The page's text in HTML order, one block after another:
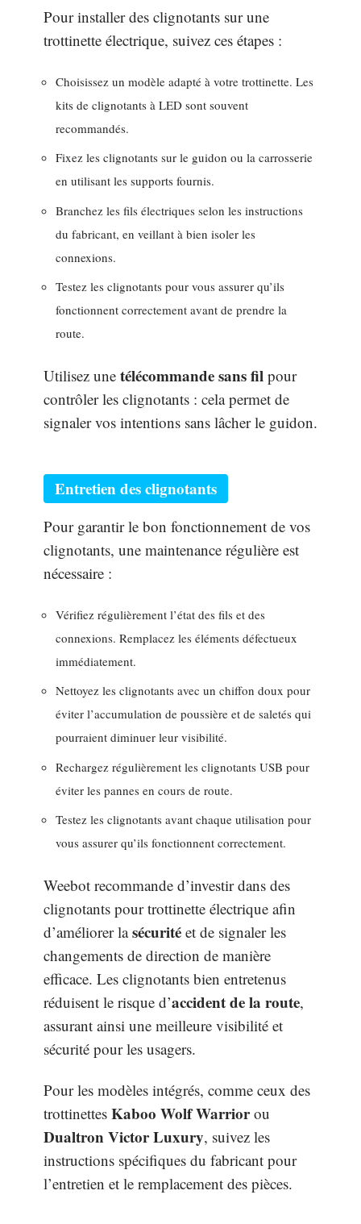
Pour installer des clignotants sur une
trottinette électrique, suivez ces étapes :
Choisissez un modèle adapté à votre trottinette. Les
kits de clignotants à LED sont souvent
recommandés.
Fixez les clignotants sur le guidon ou la carrosserie
en utilisant les supports fournis.
Branchez les fils électriques selon les instructions
du fabricant, en veillant à bien isoler les
connexions.
Testez les clignotants pour vous assurer qu’ils
fonctionnent correctement avant de prendre la
route.
Utilisez une télécommande sans fil pour
contrôler les clignotants : cela permet de
signaler vos intentions sans lâcher le guidon.
Entretien des clignotants
Pour garantir le bon fonctionnement de vos
clignotants, une maintenance régulière est
nécessaire :
Vérifiez régulièrement l’état des fils et des
connexions. Remplacez les éléments défectueux
immédiatement.
Nettoyez les clignotants avec un chiffon doux pour
éviter l’accumulation de poussière et de saletés qui
pourraient diminuer leur visibilité.
Rechargez régulièrement les clignotants USB pour
éviter les pannes en cours de route.
Testez les clignotants avant chaque utilisation pour
vous assurer qu’ils fonctionnent correctement.
Weebot recommande d’investir dans des
clignotants pour trottinette électrique afin
d’améliorer lasécurité et de signaler les
changements de direction de manière
efficace. Les clignotants bien entretenus
réduisent le risque d’accident de la route,
assurant ainsi une meilleure visibilité et
sécurité pour les usagers.
Pour les modèles intégrés, comme ceux des
trottinettes Kaboo Wolf Warriorou
Dualtron Victor Luxury, suivez les
instructions spécifiques du fabricant pour
l’entretien et le remplacement des pièces.